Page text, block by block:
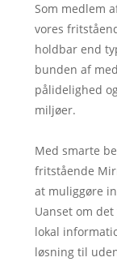
Som medlem
vores
holdbar end
bunden af
pålidelighed
miljøer.
Med smarte
fritstående
at muliggøre
Uanset om
lokal
løsning til